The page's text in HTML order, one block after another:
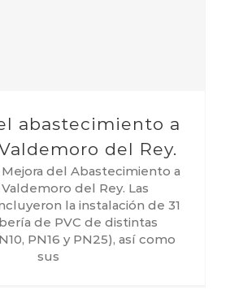
abastecimiento a
del Rey.
Mejora del Abastecimiento a
del Rey. Las
la instalación de 31
de PVC de distintas
PN16 y PN25), así como
sus